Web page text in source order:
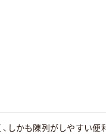
しかも陳列がしやすい